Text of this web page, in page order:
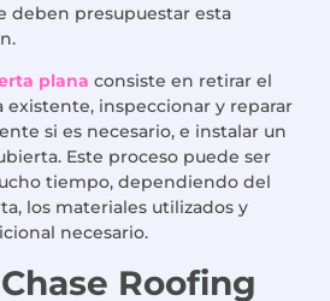
deben presupuestar esta
plana consiste en retirar el
inspeccionar y reparar
si es necesario, e instalar un
Este proceso puede ser
tiempo, dependiendo del
los materiales utilizados y
necesario.
Roofing